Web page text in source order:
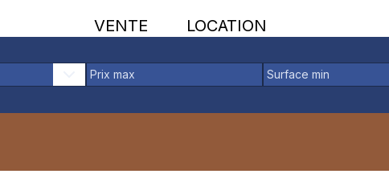
VENTE LOCATION